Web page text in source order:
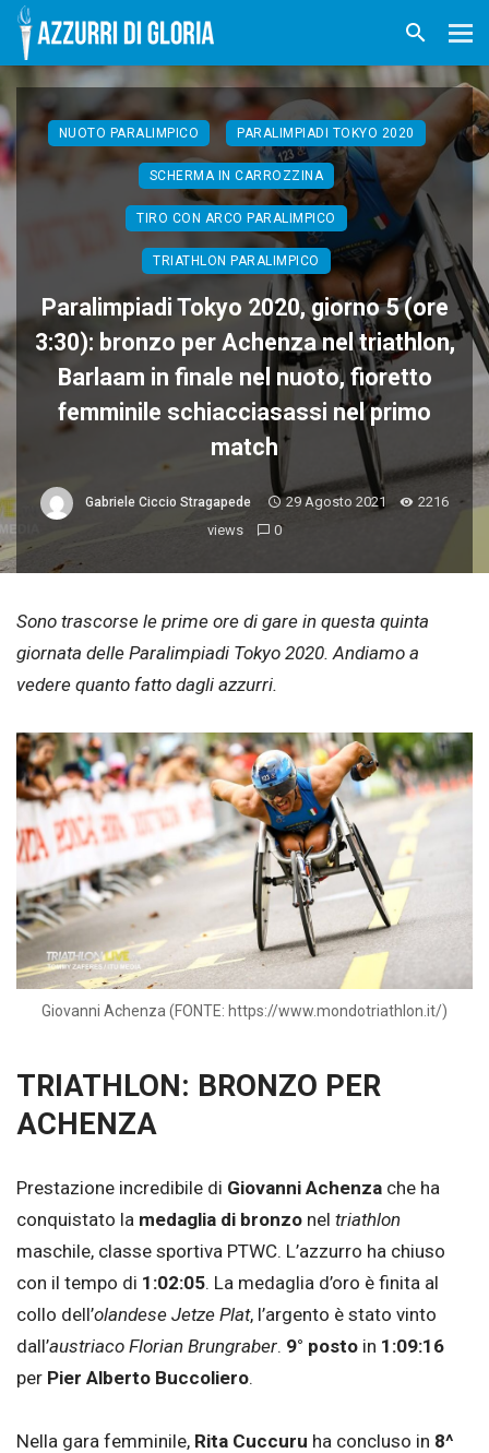
NUOTO PARALIMPICO PARALIMPIADI TOKYO 2020
SCHERMA IN CARROZZINA
TIRO CON ARCO PARALIMPICO
TRIATHLON PARALIMPICO
Paralimpiadi Tokyo 2020, giorno 5 (ore
3:30): bronzo per Achenza nel triathlon,
Barlaam in finale nel nuoto, fioretto
femminile schiacciasassi nel primo
match
Gabriele Ciccio Stragapede 29 Agosto 2021
2216
views
0
Sono trascorse le prime ore di gare in questa quinta
giornata delle Paralimpiadi Tokyo 2020. Andiamo a
vedere quanto fatto dagli azzurri.
Giovanni Achenza (FONTE: https://www.mondotriathlon.it/)
TRIATHLON: BRONZO PER
ACHENZA
Prestazione incredibile di Giovanni Achenza che ha
conquistato la medaglia di bronzo nel triathlon
maschile, classe sportiva PTWC. L’azzurro ha chiuso
con il tempo di 1:02:05. La medaglia d’oro è finita al
collo dell’olandese Jetze Plat, l’argento è stato vinto
dall’austriaco Florian Brungraber. 9° posto in 1:09:16
per Pier Alberto Buccoliero.
Nella gara femminile, Rita Cuccuru ha concluso in 8^